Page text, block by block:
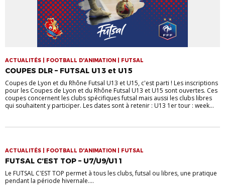
ACTUALITÉS | FOOTBALL D'ANIMATION | FUTSAL
COUPES DLR – FUTSAL U13 et U15
Coupes de Lyon et du Rhône Futsal U13 et U15, c'est parti ! Les inscriptions
pour les Coupes de Lyon et du Rhône Futsal U13 et U15 sont ouvertes. Ces
coupes concernent les clubs spécifiques futsal mais aussi les clubs libres
qui souhaitent y participer. Les dates sont à retenir : U13 1er tour : week...
ACTUALITÉS | FOOTBALL D'ANIMATION | FUTSAL
FUTSAL C’EST TOP – U7/U9/U11
Le FUTSAL C'EST TOP permet à tous les clubs, futsal ou libres, une pratique
pendant la période hivernale....